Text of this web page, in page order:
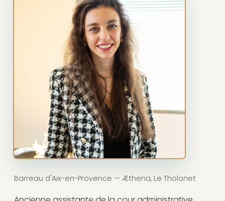
Barreau d'Aix-en-Provence — Æthena, Le Tholonet